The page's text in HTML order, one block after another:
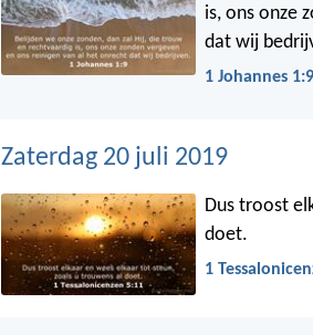
is, ons onze
dat wij
1 Johannes 1:9
Zaterdag 20 juli 2019
Dus troost
doet.
1